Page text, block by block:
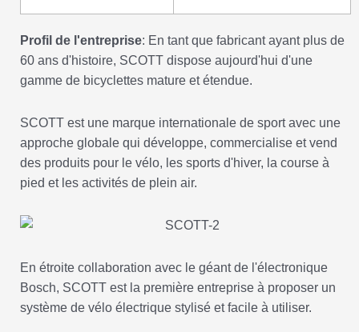
Profil de l'entreprise: En tant que fabricant ayant plus de
60 ans d'histoire, SCOTT dispose aujourd'hui d'une
gamme de bicyclettes mature et étendue.
SCOTT est une marque internationale de sport avec une
approche globale qui développe, commercialise et vend
des produits pour le vélo, les sports d'hiver, la course à
pied et les activités de plein air.
En étroite collaboration avec le géant de l'électronique
Bosch, SCOTT est la première entreprise à proposer un
système de vélo électrique stylisé et facile à utiliser.